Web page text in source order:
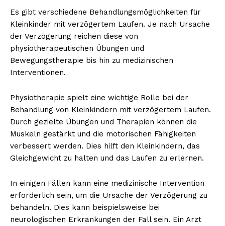
Es gibt verschiedene Behandlungsmöglichkeiten für
Kleinkinder mit verzögertem Laufen. Je nach Ursache
der Verzögerung reichen diese von
physiotherapeutischen Übungen und
Bewegungstherapie bis hin zu medizinischen
Interventionen.
Physiotherapie spielt eine wichtige Rolle bei der
Behandlung von Kleinkindern mit verzögertem Laufen.
Durch gezielte Übungen und Therapien können die
Muskeln gestärkt und die motorischen Fähigkeiten
verbessert werden. Dies hilft den Kleinkindern, das
Gleichgewicht zu halten und das Laufen zu erlernen.
In einigen Fällen kann eine medizinische Intervention
erforderlich sein, um die Ursache der Verzögerung zu
behandeln. Dies kann beispielsweise bei
neurologischen Erkrankungen der Fall sein. Ein Arzt